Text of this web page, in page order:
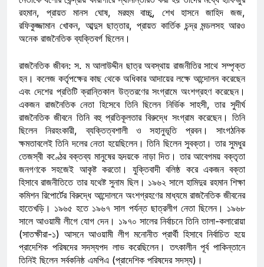
রহমান, প্রায়ত মানস ঘোষ, মরহুম বাচ্চু, শেখ হাসনে জাহিদ জজ,
রফিকুজ্জামান খোকন, আব্দুস ছাত্তার, প্রায়ত কার্তিক চন্দ্র মন্ডলসহ আরও
অনেক রাজনৈতিক ব্যক্তিবর্গ ছিলেন।
রাজনৈতিক জীবন: স. ম আলাউদ্দীন ছাত্র অবস্থায় রাজনীতির সাথে সম্পৃক্ত
হন। কলেজ কর্তৃপক্ষের কাছ থেকে অধিকার আদায়ের লক্ষে আন্দোলন করেছেন
এবং দেশের প্রতিটি ক্রান্তিকাল উত্তরণের সংগ্রামে অংশগ্রহণ করেছেন।
একজন রাজনৈতিক নেতা হিসেবে তিনি ছিলেন নির্ভিক সাহসী, তার সুদীর্ঘ
রাজনৈতিক জীবনে তিনি বহু প্রতিকূলতার বিরুদ্ধে সংগ্রাম করেছেন। তিনি
ছিলেন নিরহংকারী, ব্যক্তিত্বশালী ও সহানুভূতি প্রবন। সাংগঠনিক
ক্ষমতাবলেই তিনি দলের নেতা হয়েছিলেন। তিনি ছিলেন সুবক্তা। তার সুমধুর
তেজস্বী কণ্ঠের বক্তব্য মানুষের হৃদয়কে নাড়া দিত। তার আবেগময় বক্তৃতা
জনগণকে সহজেই আকৃষ্ট করতো। যুক্তিবাদী বলিষ্ঠ করে একজন বক্তা
হিসাবে রাজনীতিতে তার যথেষ্ট সুনাম ছিল। ১৯৬২ সালে হামিদুর রহমান শিক্ষা
কমিশন রিপোর্টের বিরুদ্ধে আন্দোলনে অংশগ্রহণের মাধ্যমে রাজনৈতিক জীবনের
হাতেখড়ি। ১৯৬৫ হতে ১৯৬৭ সাল পর্যন্ত ছাত্রলীগ নেতা ছিলেন। ১৯৬৮
সালে আওয়ামী লীগে যোগ দেন। ১৯৭০ সালের নির্বাচনে তিনি তালা-কলারোয়া
(সাতক্ষীরা-১) আসনে আওয়ামী লীগ মনোনীত প্রার্থী হিসাবে নির্বাচিত হয়ে
প্রাদেশিক পরিষদের সদস্যপদ লাভ করেছিলেন। তৎকালীন পূর্ব পাকিন্তানে
তিনিই ছিলেন সর্বকনিষ্ঠ এমপিএ (প্রাদেশিক পরিষদের সদস্য)।